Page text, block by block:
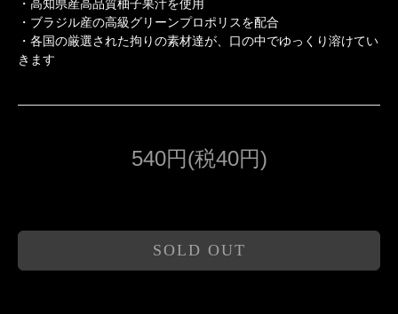
・高知県産高品質柚子果汁を使用
・ブラジル産の高級グリーンプロポリスを配合
・各国の厳選された拘りの素材達が、口の中でゆっくり溶けてい
きます
540円(税40円)
SOLD OUT